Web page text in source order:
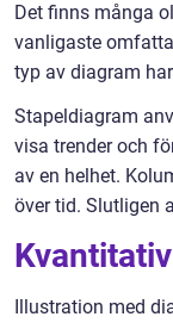
Det finns många
vanligaste
typ av diagram
Stapeldiagram
visa trender och
av en helhet.
över tid. Slutligen
Illustration med